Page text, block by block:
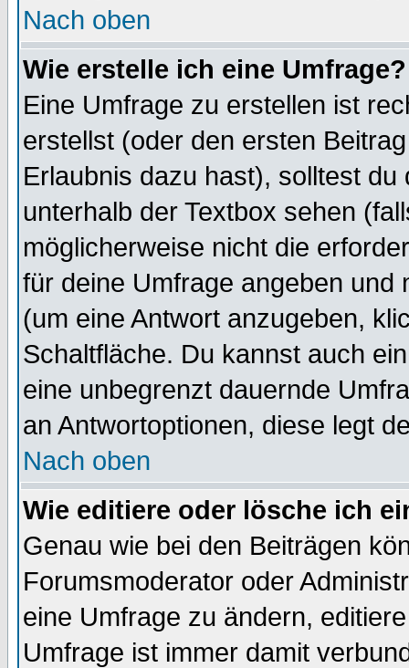
Nach oben
Wie erstelle ich eine Umfrage?
Eine Umfrage zu erstellen ist
erstellst (oder den ersten
Erlaubnis dazu hast), solltest
unterhalb der Textbox sehen
möglicherweise nicht die
für deine Umfrage angeben und
(um eine Antwort anzugeben,
Schaltfläche. Du kannst auch
eine unbegrenzt dauernde
an Antwortoptionen, diese legt
Nach oben
Wie editiere oder lösche ich
Genau wie bei den Beiträgen
Forumsmoderator oder
eine Umfrage zu ändern,
Umfrage ist immer damit